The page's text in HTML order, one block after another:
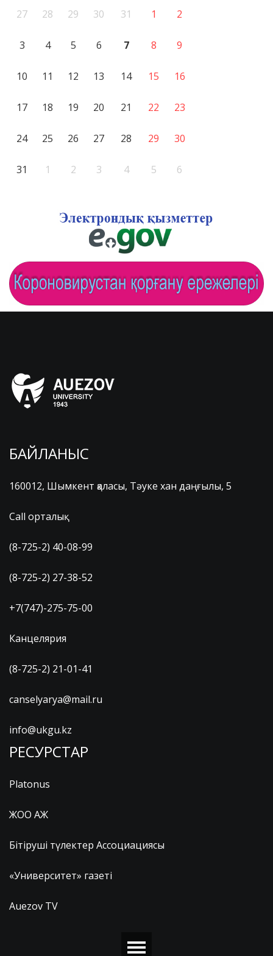
27 28 29 30 31 1 2
3 4 5 6 7 8 9
10 11 12 13 14 15 16
17 18 19 20 21 22 23
24 25 26 27 28 29 30
31 1 2 3 4 5 6
БАЙЛАНЫС
160012, Шымкент қаласы, Тәуке хан даңғылы, 5
Call орталық
(8-725-2) 40-08-99
(8-725-2) 27-38-52
+7(747)-275-75-00
Канцелярия
(8-725-2) 21-01-41
canselyarya@mail.ru
info@ukgu.kz
РЕСУРСТАР
Platonus
ЖОО АЖ
Бітіруші түлектер Ассоциациясы
«Университет» газеті
Auezov TV